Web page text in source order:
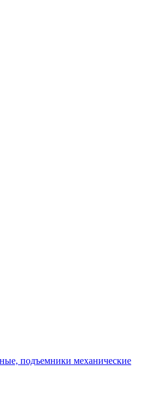
подъемники механические